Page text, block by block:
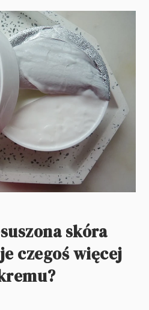
skóra
czegoś więcej